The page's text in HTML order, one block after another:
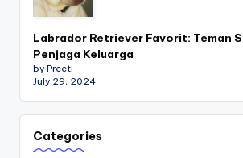
Labrador Retriever Favorit: Teman
Penjaga Keluarga
by Preeti
July 29, 2024
Categories